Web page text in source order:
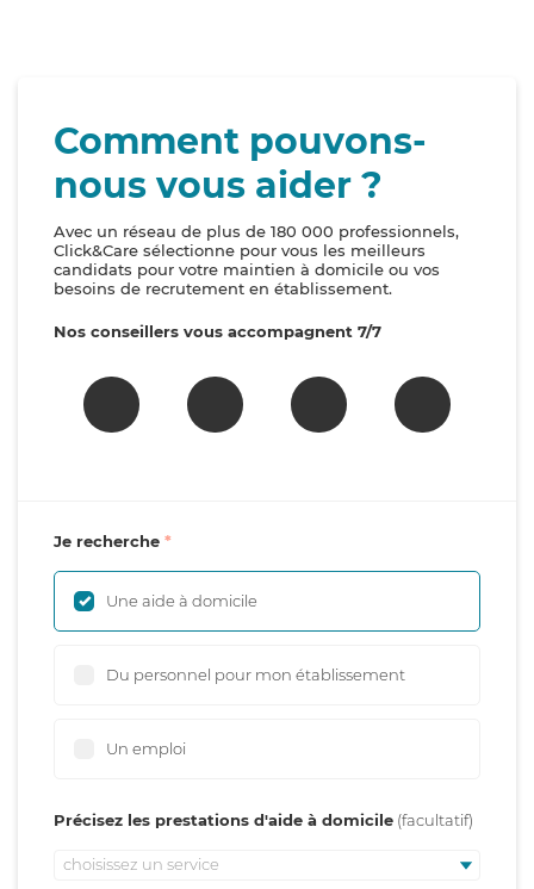
Comment pouvons-
nous vous aider ?
Avec un réseau de plus de 180 000 professionnels,
Click&Care sélectionne pour vous les meilleurs
candidats pour votre maintien à domicile ou vos
besoins de recrutement en établissement.
Nos conseillers vous accompagnent 7/7
Je recherche
Une aide à domicile
Du personnel pour mon établissement
Un emploi
Précisez les prestations d'aide à domicile
choisissez un service